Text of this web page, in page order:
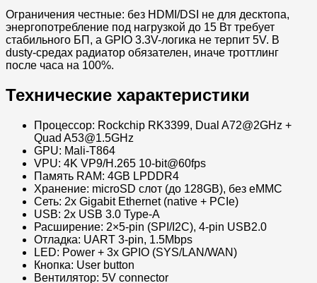
Ограничения честные: без HDMI/DSI не для десктопа,
энергопотребление под нагрузкой до 15 Вт требует
стабильного БП, а GPIO 3.3V-логика не терпит 5V. В
dusty-средах радиатор обязателен, иначе троттлинг
после часа на 100%.
Технические характеристики
Процессор: Rockchip RK3399, Dual A72@2GHz +
Quad A53@1.5GHz
GPU: Mali-T864
VPU: 4K VP9/H.265 10-bit@60fps
Память RAM: 4GB LPDDR4
Хранение: microSD слот (до 128GB), без eMMC
Сеть: 2x Gigabit Ethernet (native + PCIe)
USB: 2x USB 3.0 Type-A
Расширение: 2×5-pin (SPI/I2C), 4-pin USB2.0
Отладка: UART 3-pin, 1.5Mbps
LED: Power + 3x GPIO (SYS/LAN/WAN)
Кнопка: User button
Вентилятор: 5V connector